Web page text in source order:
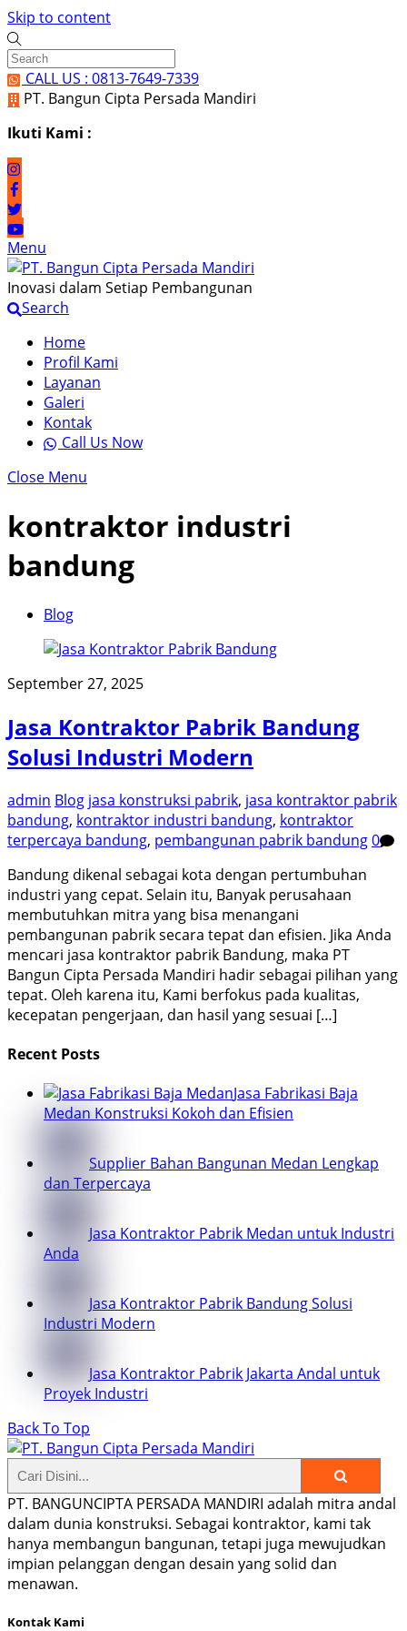
Skip to content
CALL US : 0813-7649-7339
PT. Bangun Cipta Persada Mandiri
Ikuti Kami :
Menu
Inovasi dalam Setiap Pembangunan
Search
Home
Profil Kami
Layanan
Galeri
Kontak
Call Us Now
Close Menu
kontraktor industri
bandung
Blog
September 27, 2025
Jasa Kontraktor Pabrik Bandung
Solusi Industri Modern
admin Blog jasa konstruksi pabrik, jasa kontraktor pabrik
bandung, kontraktor industri bandung, kontraktor
terpercaya bandung, pembangunan pabrik bandung0
Bandung dikenal sebagai kota dengan pertumbuhan
industri yang cepat. Selain itu, Banyak perusahaan
membutuhkan mitra yang bisa menangani
pembangunan pabrik secara tepat dan efisien. Jika Anda
mencari jasa kontraktor pabrik Bandung, maka PT
Bangun Cipta Persada Mandiri hadir sebagai pilihan yang
tepat. Oleh karena itu, Kami berfokus pada kualitas,
kecepatan pengerjaan, dan hasil yang sesuai […]
Recent Posts
Jasa Fabrikasi Baja
Medan Konstruksi Kokoh dan Efisien
Supplier Bahan Bangunan Medan Lengkap
dan Terpercaya
Jasa Kontraktor Pabrik Medan untuk Industri
Anda
Jasa Kontraktor Pabrik Bandung Solusi
Industri Modern
Jasa Kontraktor Pabrik Jakarta Andal untuk
Proyek Industri
Back To Top
PT. BANGUNCIPTA PERSADA MANDIRI adalah mitra andal
dalam dunia konstruksi. Sebagai kontraktor, kami tak
hanya membangun bangunan, tetapi juga mewujudkan
impian pelanggan dengan desain yang solid dan
menawan.
Kontak Kami